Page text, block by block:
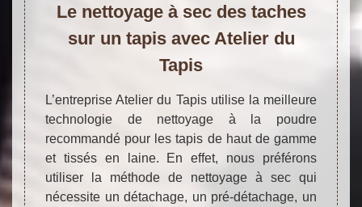
Le nettoyage à sec des taches
sur un tapis avec Atelier du
Tapis
L’entreprise Atelier du Tapis utilise la meilleure
technologie de nettoyage à la poudre
recommandé pour les tapis de haut de gamme
et tissés en laine. En effet, nous préférons
utiliser la méthode de nettoyage à sec qui
nécessite un détachage, un pré-détachage, un